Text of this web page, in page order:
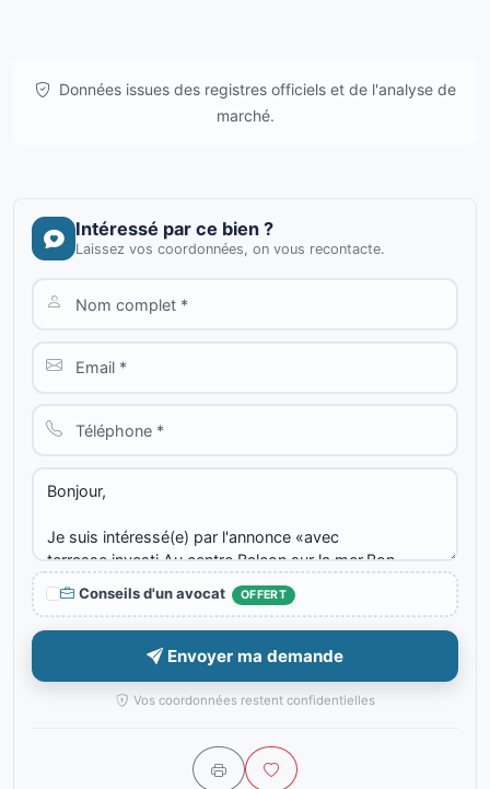
Données issues des registres officiels et de l'analyse de
marché.
Intéressé par ce bien ?
Laissez vos coordonnées, on vous recontacte.
Conseils d'un avocat OFFERT
Envoyer ma demande
Vos coordonnées restent confidentielles